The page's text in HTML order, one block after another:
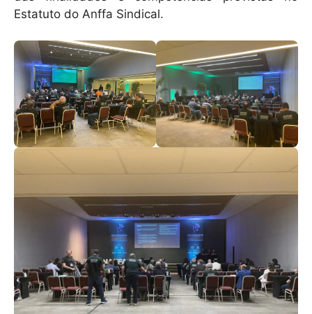
Estatuto do Anffa Sindical.